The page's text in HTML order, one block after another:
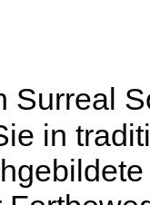
Surreal
in